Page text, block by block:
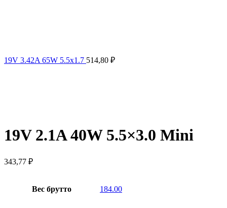
19V 3.42A 65W 5.5x1.7 514,80 ₽
19V 2.1A 40W 5.5×3.0 Mini
343,77 ₽
Вес брутто 184.00